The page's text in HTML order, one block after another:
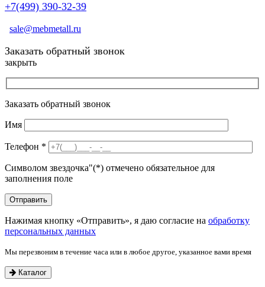
+7(499) 390-32-39
sale@mebmetall.ru
Заказать обратный звонок
закрыть
Заказать обратный звонок
Имя
Телефон *
Символом звездочка"(*) отмечено обязательное для
заполнения поле
Нажимая кнопку «Отправить», я даю согласие на обработку
персональных данных
Мы перезвоним в течение часа или в любое другое, указанное вами время
Каталог